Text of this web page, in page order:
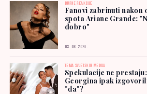
BURNE REAKCIJE
Fanovi zabrinuti nakon
spota Ariane Grande:
dobro"
03. 08. 2026.
TEMA SVJETSKIH MEDIJA
Spekulacije ne
Georgina ipak
"da"?